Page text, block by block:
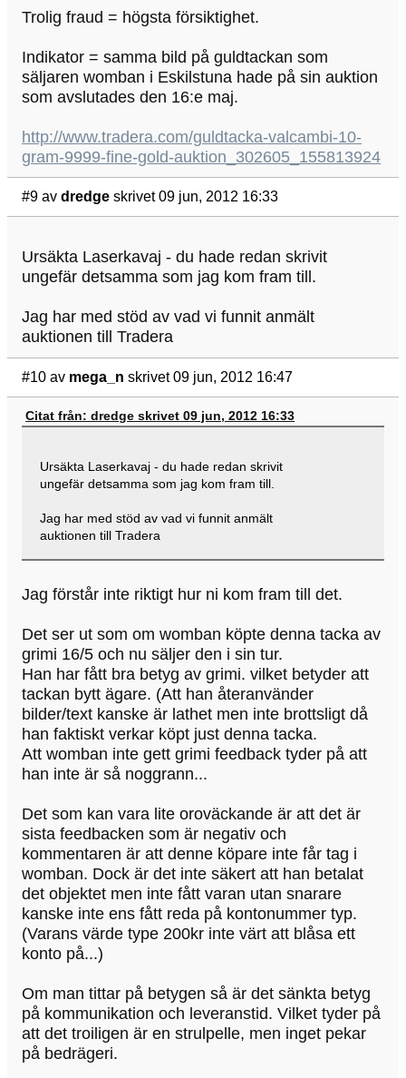
Trolig fraud = högsta försiktighet.
Indikator = samma bild på guldtackan som
säljaren womban i Eskilstuna hade på sin auktion
som avslutades den 16:e maj.
http://www.tradera.com/guldtacka-valcambi-10-
gram-9999-fine-gold-auktion_302605_155813924
#9 av dredge skrivet 09 jun, 2012 16:33
Ursäkta Laserkavaj - du hade redan skrivit
ungefär detsamma som jag kom fram till.
Jag har med stöd av vad vi funnit anmält
auktionen till Tradera
#10 av mega_n skrivet 09 jun, 2012 16:47
Citat från: dredge skrivet 09 jun, 2012 16:33
Ursäkta Laserkavaj - du hade redan skrivit
ungefär detsamma som jag kom fram till.
Jag har med stöd av vad vi funnit anmält
auktionen till Tradera
Jag förstår inte riktigt hur ni kom fram till det.
Det ser ut som om womban köpte denna tacka av
grimi 16/5 och nu säljer den i sin tur.
Han har fått bra betyg av grimi. vilket betyder att
tackan bytt ägare. (Att han återanvänder
bilder/text kanske är lathet men inte brottsligt då
han faktiskt verkar köpt just denna tacka.
Att womban inte gett grimi feedback tyder på att
han inte är så noggrann...
Det som kan vara lite oroväckande är att det är
sista feedbacken som är negativ och
kommentaren är att denne köpare inte får tag i
womban. Dock är det inte säkert att han betalat
det objektet men inte fått varan utan snarare
kanske inte ens fått reda på kontonummer typ.
(Varans värde type 200kr inte värt att blåsa ett
konto på...)
Om man tittar på betygen så är det sänkta betyg
på kommunikation och leveranstid. Vilket tyder på
att det troiligen är en strulpelle, men inget pekar
på bedrägeri.